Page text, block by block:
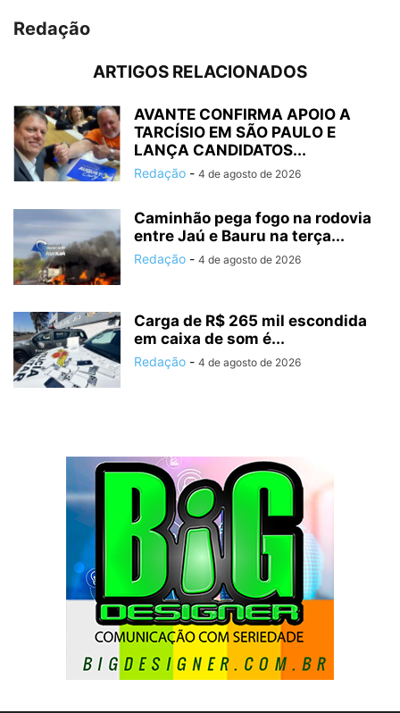
Redação
ARTIGOS RELACIONADOS
AVANTE CONFIRMA APOIO A
TARCÍSIO EM SÃO PAULO E
LANÇA CANDIDATOS...
Redação - 4 de agosto de 2026
Caminhão pega fogo na rodovia
entre Jaú e Bauru na terça...
Redação - 4 de agosto de 2026
Carga de R$ 265 mil escondida
em caixa de som é...
Redação - 4 de agosto de 2026